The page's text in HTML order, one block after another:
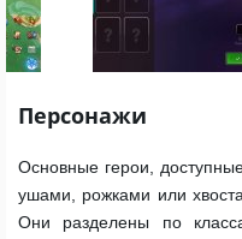
Персонажи
Основные герои,
ушами, рожками или
Они разделены по